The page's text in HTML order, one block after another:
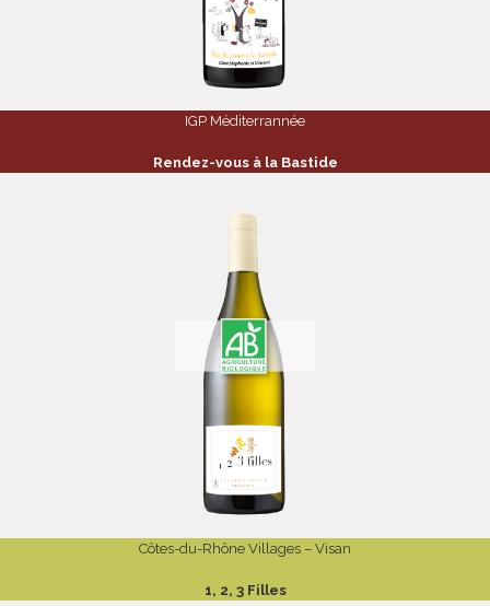
IGP Méditerrannée
Rendez-vous à la Bastide
Côtes-du-Rhône Villages – Visan
1, 2, 3 Filles